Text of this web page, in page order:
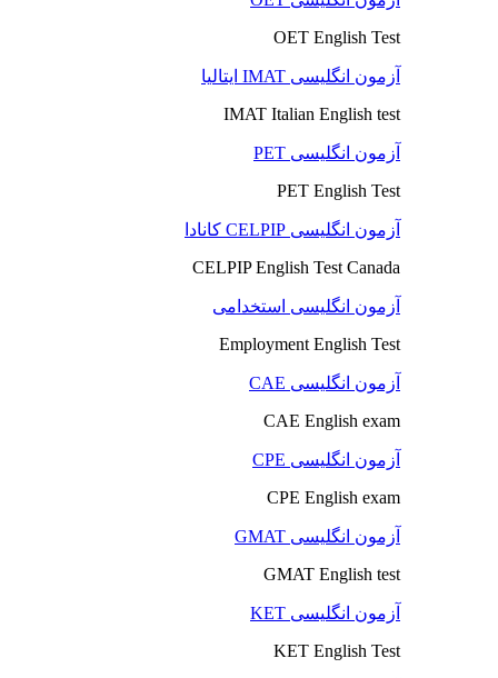
OET English Test
آزمون انگلیسی IMAT ایتالیا
IMAT Italian English test
آزمون انگلیسی PET
PET English Test
آزمون انگلیسی CELPIP کانادا
CELPIP English Test Canada
آزمون انگلیسی استخدامی
Employment English Test
آزمون انگلیسی CAE
CAE English exam
آزمون انگلیسی CPE
CPE English exam
آزمون انگلیسی GMAT
GMAT English test
آزمون انگلیسی KET
KET English Test